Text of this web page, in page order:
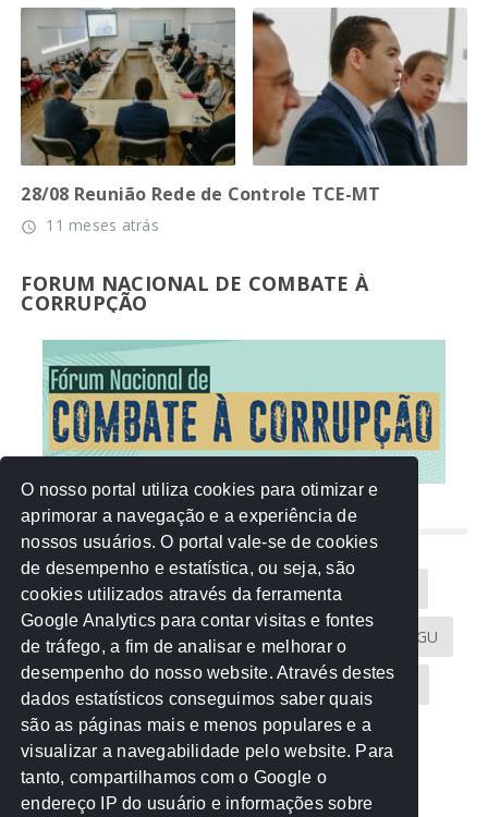
28/08 Reunião Rede de Controle TCE-MT
access_time 11 meses atrás
FORUM NACIONAL DE COMBATE À
CORRUPÇÃO
NUVEM DE TAGS
Acontece na Rede AGU AMM
Atricon Audicom CAU-MT CGU
CREA-MT Eventos MPC-MT MPE-MT
MPF Notícias PF PGE-MT PGR
Receita Federal Sem categoria
O nosso portal utiliza cookies para otimizar e
aprimorar a navegação e a experiência de
nossos usuários. O portal vale-se de cookies
de desempenho e estatística, ou seja, são
cookies utilizados através da ferramenta
Google Analytics para contar visitas e fontes
de tráfego, a fim de analisar e melhorar o
desempenho do nosso website. Através destes
dados estatísticos conseguimos saber quais
são as páginas mais e menos populares e a
visualizar a navegabilidade pelo website. Para
tanto, compartilhamos com o Google o
endereço IP do usuário e informações sobre